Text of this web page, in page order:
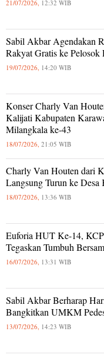
21/07/2026, 12:32 WIB
Sabil Akbar Agendakan
Rakyat Gratis ke Pelosok
19/07/2026, 14:20 WIB
Konser Charly Van
Kalijati Kabupaten
Milangkala ke-43
18/07/2026, 21:05 WIB
Charly Van Houten dari
Langsung Turun ke
18/07/2026, 13:36 WIB
Euforia HUT Ke-14,
Tegaskan Tumbuh
16/07/2026, 13:31 WIB
Sabil Akbar Berharap
Bangkitkan UMKM
13/07/2026, 14:23 WIB